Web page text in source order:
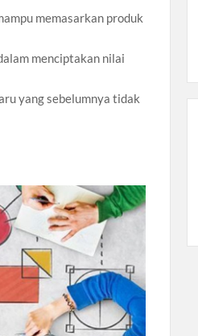
memasarkan produk
menciptakan nilai
yang sebelumnya tidak